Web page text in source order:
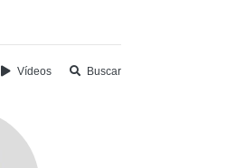
Vídeos Buscar